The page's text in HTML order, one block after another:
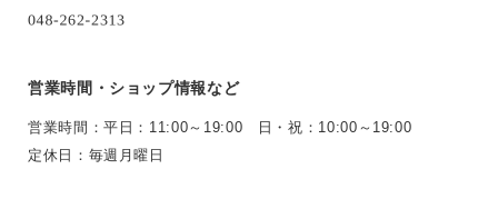
営業時間・ショップ情報など
営業時間：平日：11:00～19:00 日・祝：10:00～19:00
定休日：毎週月曜日